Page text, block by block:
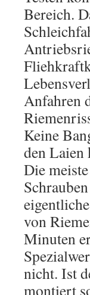
Bereich.
Anfahren
Keine
den Laien
Die
von
Minuten
nicht. Ist
montiert